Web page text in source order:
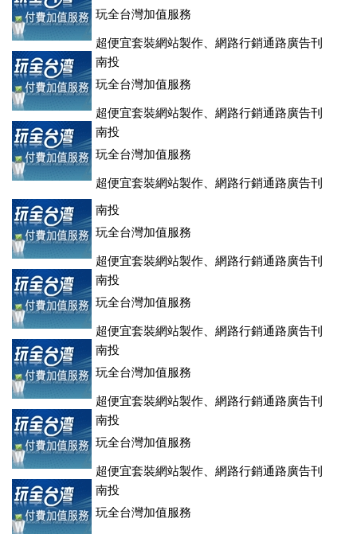
玩全台灣加值服務
超便宜套裝網站製作、網路行銷通路廣告刊
登、訂房系統、客房委託旅行社銷售，全面優惠中....
南投
玩全台灣加值服務
超便宜套裝網站製作、網路行銷通路廣告刊
登、訂房系統、客房委託旅行社銷售，全面優惠中....
南投
玩全台灣加值服務
超便宜套裝網站製作、網路行銷通路廣告刊
登、訂房系統、客房委託旅行社銷售，全面優惠中....
南投
玩全台灣加值服務
超便宜套裝網站製作、網路行銷通路廣告刊
登、訂房系統、客房委託旅行社銷售，全面優惠中....
南投
玩全台灣加值服務
超便宜套裝網站製作、網路行銷通路廣告刊
登、訂房系統、客房委託旅行社銷售，全面優惠中....
南投
玩全台灣加值服務
超便宜套裝網站製作、網路行銷通路廣告刊
登、訂房系統、客房委託旅行社銷售，全面優惠中....
南投
玩全台灣加值服務
超便宜套裝網站製作、網路行銷通路廣告刊
登、訂房系統、客房委託旅行社銷售，全面優惠中....
南投
玩全台灣加值服務